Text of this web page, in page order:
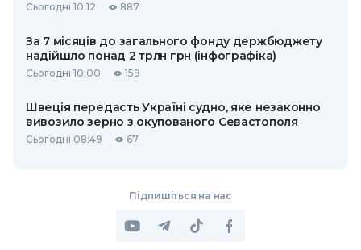
Сьогодні 10:12 887
За 7 місяців до загального фонду держбюджету
надійшло понад 2 трлн грн (інфографіка)
Сьогодні 10:00 159
Швеція передасть Україні судно, яке незаконно
вивозило зерно з окупованого Севастополя
Сьогодні 08:49 67
Підпишіться на нас